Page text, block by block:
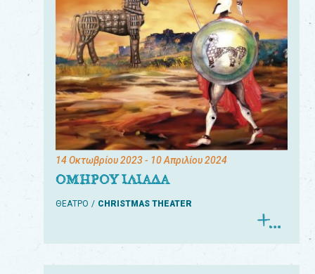
14 Οκτωβρίου 2023- 10 Απριλίου 2024
ΟΜΗΡΟΥ ΙΛΙΑΔΑ
ΘΕΑΤΡΟ CHRISTMAS THEATER